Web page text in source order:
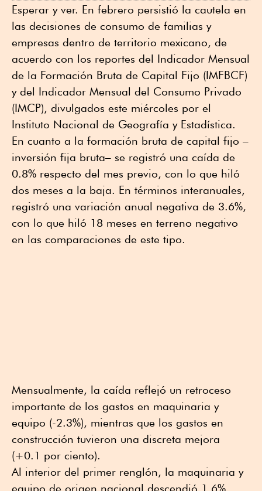
Esperar y ver. En febrero persistió la cautela en
las decisiones de consumo de familias y
empresas dentro de territorio mexicano, de
acuerdo con los reportes del Indicador Mensual
de la Formación Bruta de Capital Fijo (IMFBCF)
y del Indicador Mensual del Consumo Privado
(IMCP), divulgados este miércoles por el
Instituto Nacional de Geografía y Estadística.
En cuanto a la formación bruta de capital fijo –
inversión fija bruta– se registró una caída de
0.8% respecto del mes previo, con lo que hiló
dos meses a la baja. En términos interanuales,
registró una variación anual negativa de 3.6%,
con lo que hiló 18 meses en terreno negativo
en las comparaciones de este tipo.
Mensualmente, la caída reflejó un retroceso
importante de los gastos en maquinaria y
equipo (-2.3%), mientras que los gastos en
construcción tuvieron una discreta mejora
(+0.1 por ciento).
Al interior del primer renglón, la maquinaria y
equipo de origen nacional descendió 1.6%,